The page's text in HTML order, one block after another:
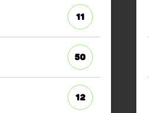
11
50
12